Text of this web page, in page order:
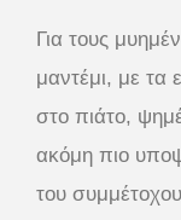
Για τους
μαντέμι, με τα
στο πιάτο,
ακόμη πιο
του